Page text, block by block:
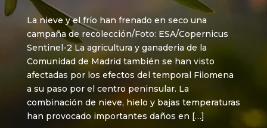
La nieve y el frío han frenado en seco una
campaña de recolección/Foto: ESA/Copernicus
Sentinel-2 La agricultura y ganaderia de la
Comunidad de Madrid también se han visto
afectadas por los efectos del temporal Filomena
a su paso por el centro peninsular. La
combinación de nieve, hielo y bajas temperaturas
han provocado importantes daños en […]